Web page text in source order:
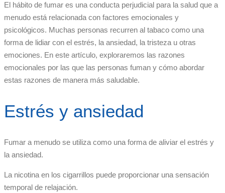
El hábito de fumar es una conducta perjudicial para la salud que a
menudo está relacionada con factores emocionales y
psicológicos. Muchas personas recurren al tabaco como una
forma de lidiar con el estrés, la ansiedad, la tristeza u otras
emociones. En este artículo, exploraremos las razones
emocionales por las que las personas fuman y cómo abordar
estas razones de manera más saludable.
Estrés y ansiedad
Fumar a menudo se utiliza como una forma de aliviar el estrés y
la ansiedad.
La nicotina en los cigarrillos puede proporcionar una sensación
temporal de relajación.